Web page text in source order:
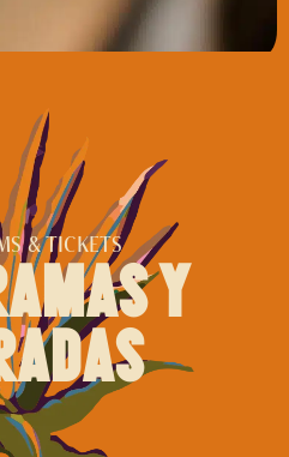
& TICKETS
y